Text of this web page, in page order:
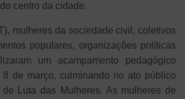
centro da cidade.
mulheres da sociedade civil, coletivos
populares, organizações políticas
um acampamento pedagógico
de março, culminando no ato público
de Luta das Mulheres. As mulheres de